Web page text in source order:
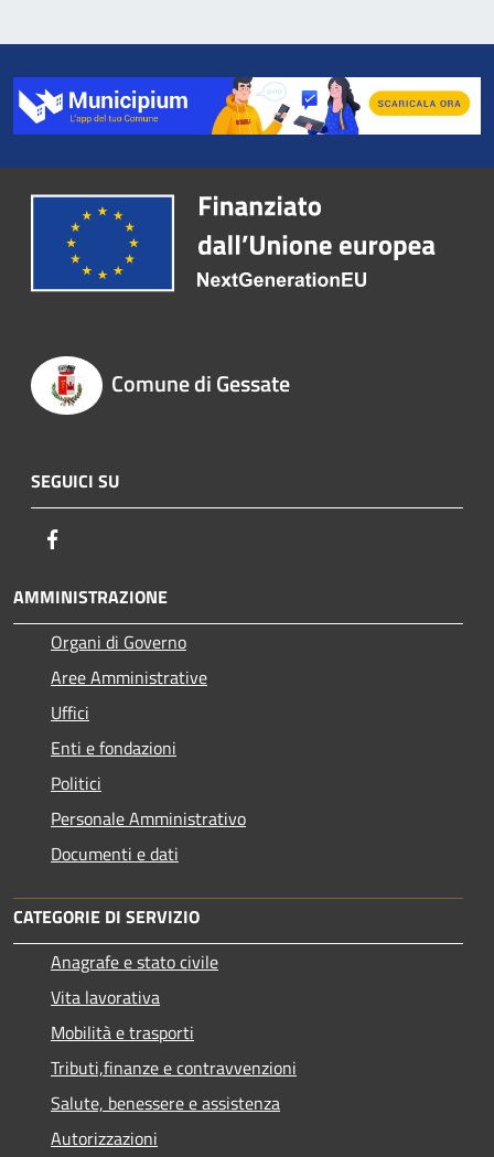
Comune di Gessate
SEGUICI SU
AMMINISTRAZIONE
Organi di Governo
Aree Amministrative
Uffici
Enti e fondazioni
Politici
Personale Amministrativo
Documenti e dati
CATEGORIE DI SERVIZIO
Anagrafe e stato civile
Vita lavorativa
Mobilità e trasporti
Tributi,finanze e contravvenzioni
Salute, benessere e assistenza
Autorizzazioni